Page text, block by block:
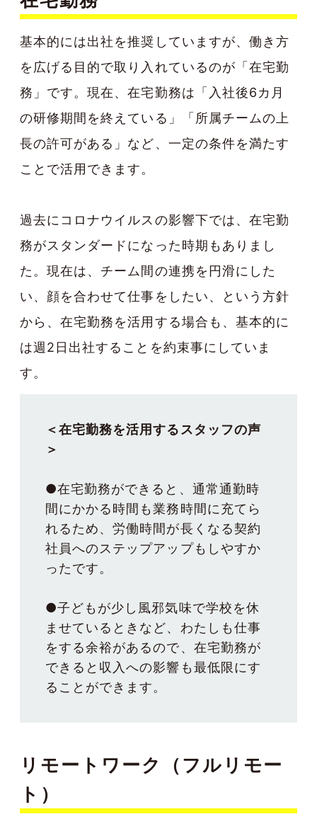
基本的には出社を推奨していますが、働き方
を広げる目的で取り入れているのが「在宅勤
務」です。現在、在宅勤務は「入社後6カ月
の研修期間を終えている」「所属チームの上
長の許可がある」など、一定の条件を満たす
ことで活用できます。
過去にコロナウイルスの影響下では、在宅勤
務がスタンダードになった時期もありまし
た。現在は、チーム間の連携を円滑にした
い、顔を合わせて仕事をしたい、という方針
から、在宅勤務を活用する場合も、基本的に
は週2日出社することを約束事にしていま
す。
＜在宅勤務を活用するスタッフの声
＞
●在宅勤務ができると、通常通勤時
間にかかる時間も業務時間に充てら
れるため、労働時間が長くなる契約
社員へのステップアップもしやすか
ったです。
●子どもが少し風邪気味で学校を休
ませているときなど、わたしも仕事
をする余裕があるので、在宅勤務が
できると収入への影響も最低限にす
ることができます。
リモートワーク（フルリモー
ト）